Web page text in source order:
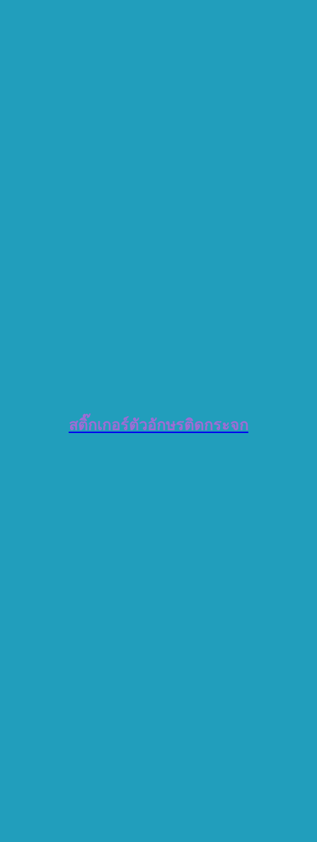
สติ๊กเกอร์ตัวอักษรติดกระจก